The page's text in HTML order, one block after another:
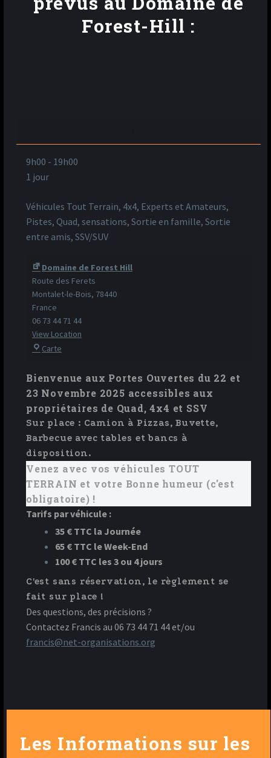
Forest-Hill :
9h00 - 19h00
1 jour
Véhicules Tout Terrain, 4x4, Experts et Amateurs,
Pistes, Quad, sensations, Sortie en famille, Sortie
entre amis, SSV/SUV
Domaine de Forest Hill
Route des Ferets
Montalet-le-Bois, 78440
France
06 73 44 71 44
View Location
Carte
de
Forest
Bienvenue aux Portes Ouvertes du 22 et
23 Novembre 2025 accessibles aux
propriétaires de Quad, 4x4 et SSV
Sur place : Camion à Pizzas, Buvette,
Barbecue avec tables et bancs à
disposition.
Venez avec vos véhicules TOUT
TERRAIN et votre Bonne humeur (c'est
obligatoire) !
Tarifs par véhicule :
35 € TTC la Journée
65 € TTC le Week-End
100 € TTC les 3 ou 4 jours
C'est sans réservation, le règlement se
fait sur place !
Des questions, des précisions ?
Contactez Francis au 06 73 44 71 44 et/ou
francis@net-organisations.org
Les Informations sur les